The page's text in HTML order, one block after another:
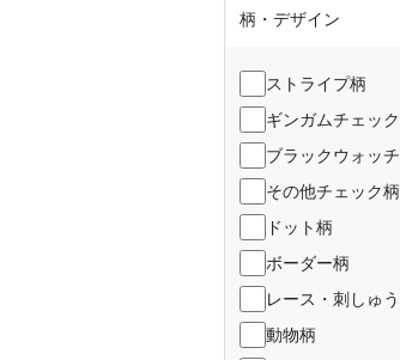
柄・デザイン
ストライプ柄
ギンガムチェック
ブラックウォッチ
その他チェック柄
ドット柄
ボーダー柄
レース・刺しゅう
動物柄